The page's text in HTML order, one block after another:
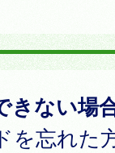
きない場
を忘れた